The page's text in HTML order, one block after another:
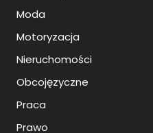
Moda
Motoryzacja
Nieruchomości
Obcojęzyczne
Praca
Prawo